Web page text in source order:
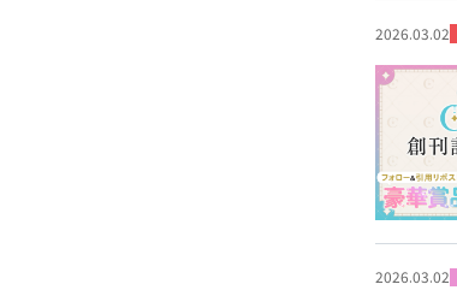
2026.03.02
2026.03.02